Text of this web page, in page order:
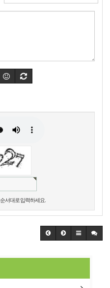
서대로 입력하세요.